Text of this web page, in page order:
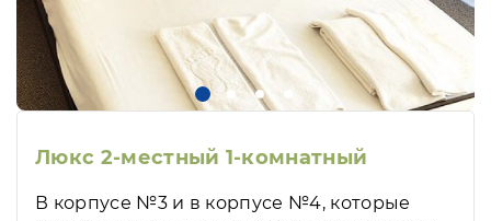
Люкс 2-местный 1-комнатный
В корпусе №3 и в корпусе №4, которые